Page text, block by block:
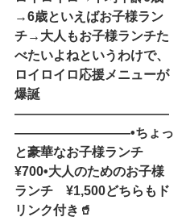
→6歳といえばお子様ラン
チ→大人もお子様ランチた
べたいよね︎というわけで、
ロイロイロ応援メニューが
爆誕
————————————
—————————•ちょっ
と豪華なお子様ランチ
¥700•大人のためのお子様
ランチ ¥1,500どちらもド
リンク付き🥤